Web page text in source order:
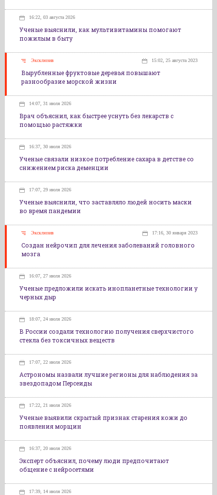
16:22, 03 августа 2026
Ученые выяснили, как мультивитамины помогают
пожилым в быту
Эксклюзив 15:02, 25 августа 2023
Вырубленные фруктовые деревья повышают
разнообразие морской жизни
14:07, 31 июля 2026
Врач объяснил, как быстрее уснуть без лекарств с
помощью растяжки
16:37, 30 июля 2026
Ученые связали низкое потребление сахара в детстве со
снижением риска деменции
17:07, 29 июля 2026
Ученые выяснили, что заставляло людей носить маски
во время пандемии
Эксклюзив 17:16, 30 января 2023
Создан нейрочип для лечения заболеваний головного
мозга
16:07, 27 июля 2026
Ученые предложили искать инопланетные технологии у
черных дыр
18:07, 24 июля 2026
В России создали технологию получения сверхчистого
стекла без токсичных веществ
17:07, 22 июля 2026
Астрономы назвали лучшие регионы для наблюдения за
звездопадом Персеиды
17:22, 21 июля 2026
Ученые выявили скрытый признак старения кожи до
появления морщин
16:37, 20 июля 2026
Эксперт объяснил, почему люди предпочитают
общение с нейросетями
17:39, 14 июля 2026